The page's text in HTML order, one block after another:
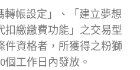
轉帳設定」、「建立夢想
扣繳繳費功能」之交易型
件資格者，所獲得之粉獅
工作日內發放。